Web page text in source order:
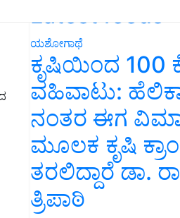
Latest feeds
ಯಶೋಗಾಥೆ
ಕೃಷಿಯಿಂದ 100
ವಹಿವಾಟು:
ನಂತರ ಈಗ
ಮೂಲಕ ಕೃಷಿ
ತರಲಿದ್ದಾರೆ ಡಾ.
ತ್ರಿಪಾಠಿ